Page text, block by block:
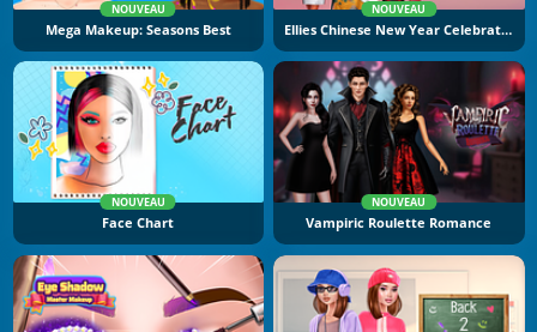
NOUVEAU
Mega Makeup: Seasons Best
NOUVEAU
Ellies Chinese New Year Celebration
NOUVEAU
Face Chart
NOUVEAU
Vampiric Roulette Romance